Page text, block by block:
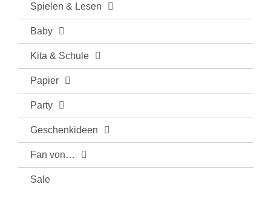
Spielen & Lesen
Baby
Kita & Schule
Papier
Party
Geschenkideen
Fan von…
Sale